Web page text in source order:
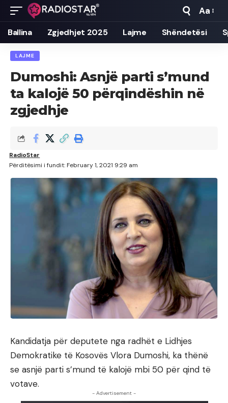
Font
Resizer
Aa
Ballina Zgjedhjet 2025 Lajme Shëndetësi
LAJME
Dumoshi: Asnjë parti s’mund
ta kalojë 50 përqindëshin në
zgjedhje
Përditësimi i fundit: February 1, 2021 9:29 am
RadioStar
Kandidatja për deputete nga radhët e Lidhjes
Demokratike të Kosovës Vlora Dumoshi, ka thënë
se asnjë parti s’mund të kalojë mbi 50 për qind të
votave.
- Advertisement -